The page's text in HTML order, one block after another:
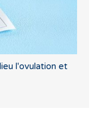
l'ovulation et